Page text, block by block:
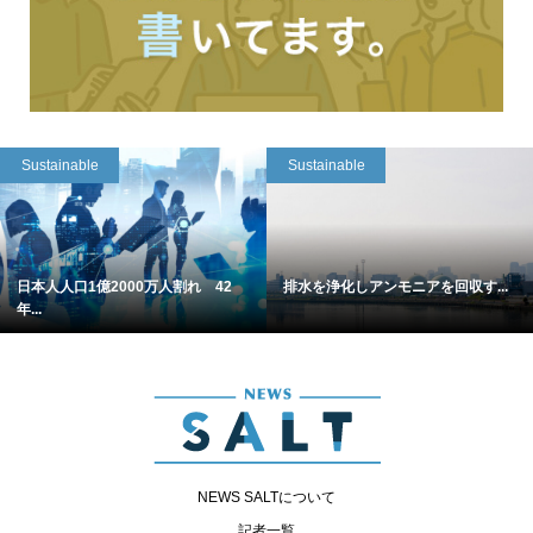
Sustainable
日本人人口1億2000万人割れ 42
年...
Sustainable
排水を浄化しアンモニアを回収す...
NEWS SALTについて